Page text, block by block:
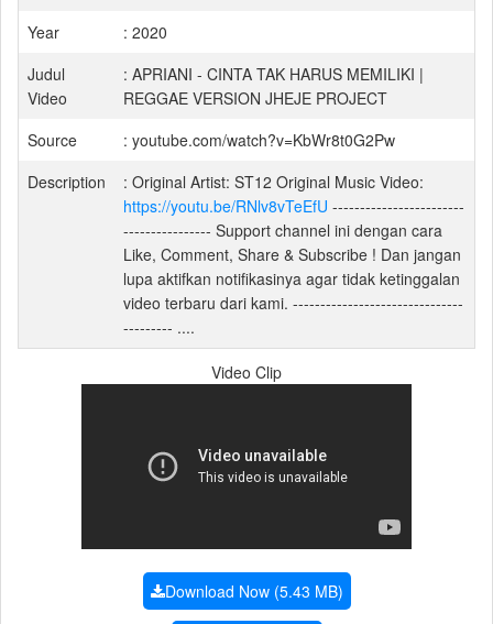
Year
: 2020
Judul
Video
: APRIANI - CINTA TAK HARUS MEMILIKI |
REGGAE VERSION JHEJE PROJECT
Source
: youtube.com/watch?v=KbWr8t0G2Pw
Description
: Original Artist: ST12 Original Music Video:
https://youtu.be/RNlv8vTeEfU ------------------------
---------------- Support channel ini dengan cara
Like, Comment, Share & Subscribe ! Dan jangan
lupa aktifkan notifikasinya agar tidak ketinggalan
video terbaru dari kami. -------------------------------
--------- ....
Video Clip
Download Now (5.43 MB)